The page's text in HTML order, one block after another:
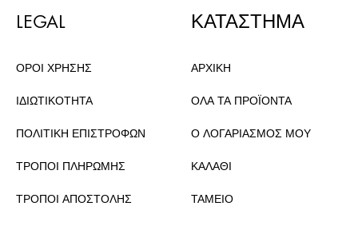
LEGAL
ΟΡΟΙ ΧΡΗΣΗΣ
ΙΔΙΩΤΙΚΟΤΗΤΑ
ΠΟΛΙΤΙΚΗ ΕΠΙΣΤΡΟΦΩΝ
ΤΡΟΠΟΙ ΠΛΗΡΩΜΗΣ
ΤΡΟΠΟΙ ΑΠΟΣΤΟΛΗΣ
ΚΑΤΑΣΤΗΜΑ
ΑΡΧΙΚΗ
ΟΛΑ ΤΑ ΠΡΟΪΟΝΤΑ
Ο ΛΟΓΑΡΙΑΣΜΟΣ ΜΟΥ
ΚΑΛΑΘΙ
ΤΑΜΕΙΟ